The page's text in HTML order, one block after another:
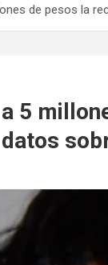
de pesos la
5